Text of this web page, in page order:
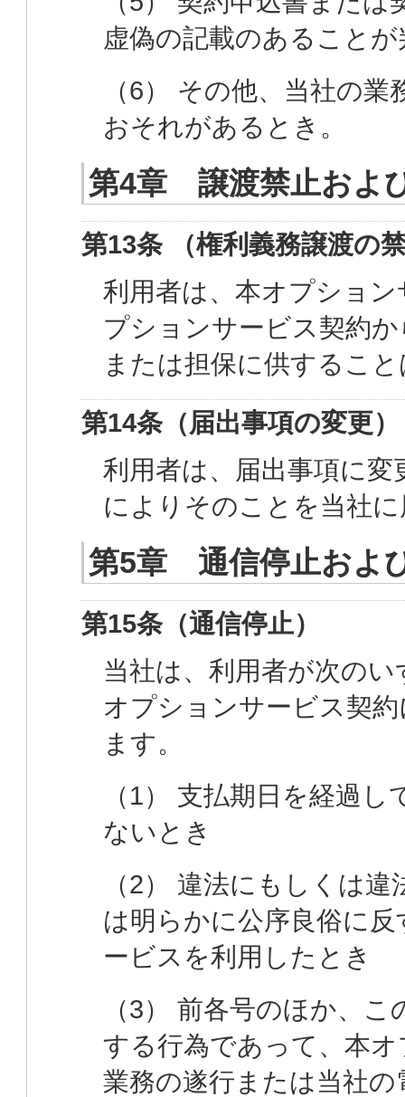
虚偽の記載のあること
（6） その他、当社の
おそれがあるとき。
第4章 譲渡禁止およ
第13条 （権利義務譲渡の
利用者は、本オプショ
プションサービス契約
または担保に供するこ
第14条（届出事項の変更）
利用者は、届出事項に
によりそのことを当社
第5章 通信停止およ
第15条（通信停止）
当社は、利用者が次の
オプションサービス契
ます。
（1） 支払期日を経過
ないとき
（2） 違法にもしくは
は明らかに公序良俗に
ービスを利用したとき
（3） 前各号のほか、
する行為であって、本
業務の遂行または当社